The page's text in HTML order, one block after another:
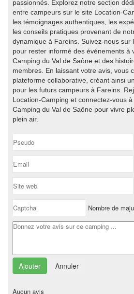
passionnés. Explorez notre section
entre campeurs sur le site Location-
les témoignages authentiques, les
les conseils pratiques provenant de
dynamique à Fareins. Suivez-nous sur
pour rester informé des événements à
Camping du Val de Saône et des
membres. En laissant votre avis, vous
plateforme collaborative, créant ainsi
pour les futurs campeurs à Fareins.
Location-Camping et connectez-vous
Camping du Val de Saône pour vivre
plein air.
Nombre de
Annuler
Aucun avis